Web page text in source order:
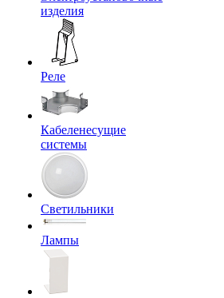
изделия
Реле
Кабеленесущие
системы
Светильники
Лампы